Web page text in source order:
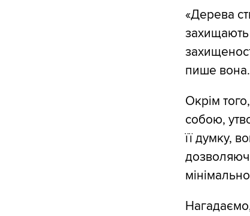
«Дерева
захищають
пише вона.
Окрім
собою,
її думку,